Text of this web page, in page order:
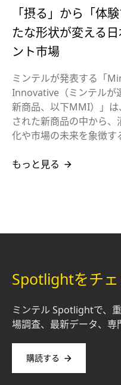
「摂る」から「体
たな形状が変える
ント市場
ミンテルが発表する「
Innovative（ミンテルが
新商品、以下MMI）」
された新商品の中から、
化や市場の未来を象徴
もっと見る
Spotlightをチェ
ミンテル Spotlightで、
場調査、最新データ、専
購読する